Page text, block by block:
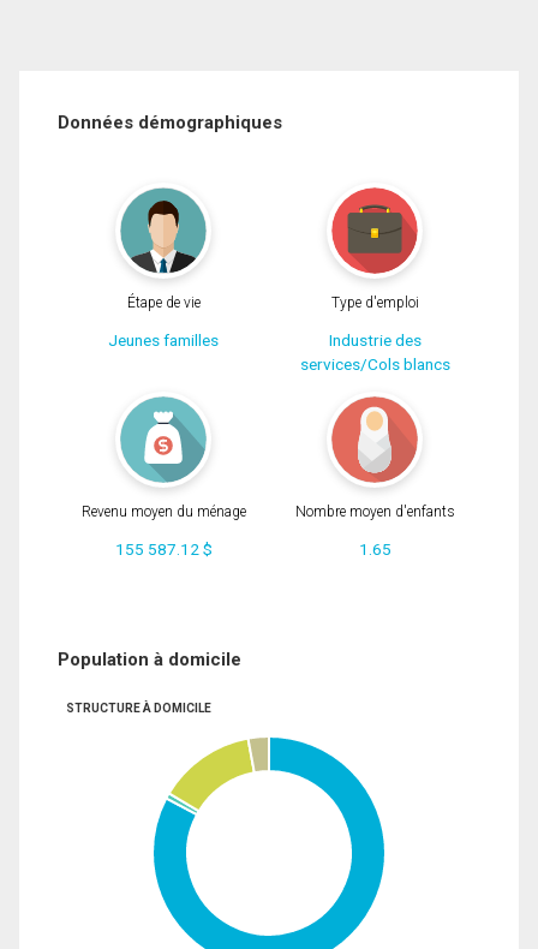
Données démographiques
Étape de vie
Jeunes familles
Type d'emploi
Industrie des
services/Cols blancs
Revenu moyen du ménage
155 587.12 $
Nombre moyen d'enfants
1.65
Population à domicile
STRUCTURE À DOMICILE